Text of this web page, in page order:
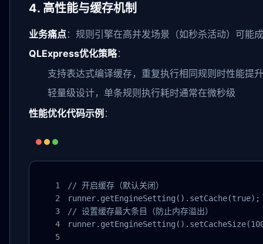
4. 高性能与缓存机制
业务痛点：规则引擎在高并发场景（如秒杀活动）可能
QLExpress优化策略：
支持表达式编译缓存，重复执行相同规则时性能提
轻量级设计，单条规则执行耗时通常在微秒级
性能优化代码示例 ：
// 开启缓存（默认关闭）
runner.getEngineSetting().setCache(true);
// 设置缓存最大条目（防止内存溢出）